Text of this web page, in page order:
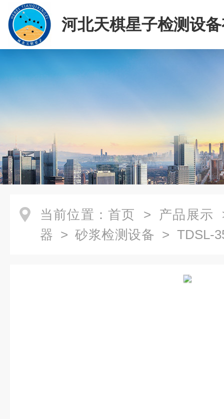
河北天棋星子检测设
司
当前位置： 首页 > 产品展示
器 > 砂浆检测设备 > TDSL-